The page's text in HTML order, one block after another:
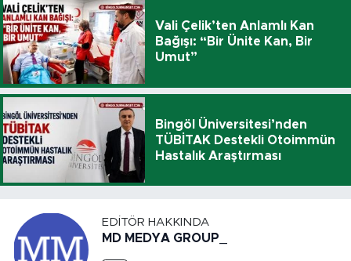
Vali Çelik’ten Anlamlı Kan
Bağışı: “Bir Ünite Kan, Bir
Umut”
Bingöl Üniversitesi’nden
TÜBİTAK Destekli Otoimmün
Hastalık Araştırması
EDITÖR HAKKINDA
MD MEDYA GROUP_